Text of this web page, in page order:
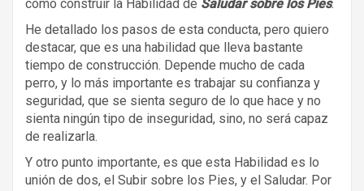
como construir la Habilidad de Saludar sobre los Pies.
He detallado los pasos de esta conducta, pero quiero
destacar, que es una habilidad que lleva bastante
tiempo de construcción. Depende mucho de cada
perro, y lo más importante es trabajar su confianza y
seguridad, que se sienta seguro de lo que hace y no
sienta ningún tipo de inseguridad, sino, no será capaz
de realizarla.
Y otro punto importante, es que esta Habilidad es lo
unión de dos, el Subir sobre los Pies, y el Saludar. Por